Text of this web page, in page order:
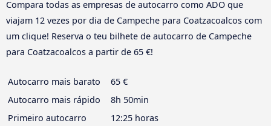
Compara todas as empresas de autocarro como ADO que
viajam 12 vezes por dia de Campeche para Coatzacoalcos com
um clique! Reserva o teu bilhete de autocarro de Campeche
para Coatzacoalcos a partir de 65 €!
Autocarro mais barato
65 €
Autocarro mais rápido
8h 50min
Primeiro autocarro
12:25 horas